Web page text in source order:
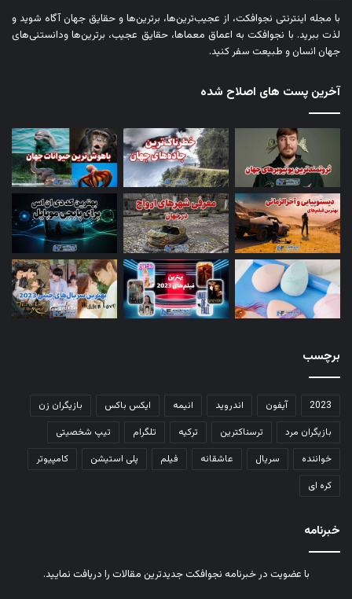
با مجله اینترنتی نجوافکت، از عجیب‌ترین‌ها، برترین‌ها و حقایق جهان آگاه شوید و
لذت ببرید. با نجوافکت به اعماق معماها، حقایق عجیب، برترین‌ها ودانستنی‌های
جهان انسان و طبیعت سفر کنید.
آخرین پست های اصلاح شده
برچسب
2023 آیفون اندروید انیمه ایکس باکس
بازیگران زن
بازیگران مرد
ترسناکترین ترکیه تلگرام
تیپ شخصیتی
خواننده
سریال عاشقانه فیلم پلی استیشن
کامپیوتر
کره ای
خبرنامه
با عضویت در خبرنامه نجوافکت جدیدترین مقالات را دریافت نمایید.